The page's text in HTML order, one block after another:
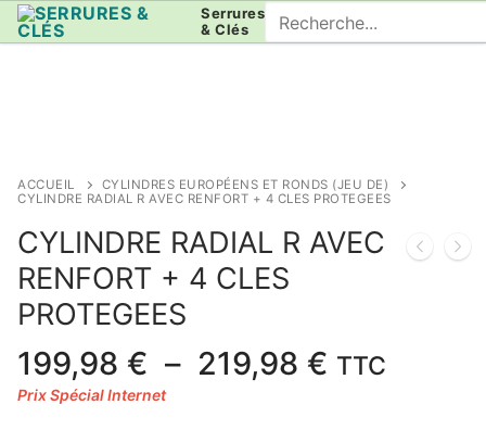
Aller
au
Serrures
& Clés
Rechercher
:
ACCUEIL
CYLINDRES EUROPÉENS ET RONDS (JEU DE)
CYLINDRE RADIAL R AVEC RENFORT + 4 CLES PROTEGEES
CYLINDRE RADIAL R AVEC
RENFORT + 4 CLES
PROTEGEES
199,98 € – 219,98 € Plage
TTC